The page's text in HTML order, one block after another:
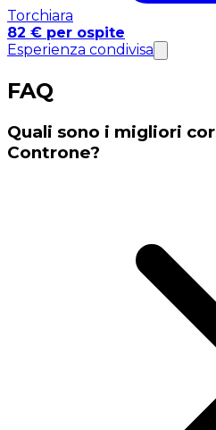
Torchiara
82 € per ospite
Esperienza condivisa
FAQ
Quali sono i migliori
Controne?